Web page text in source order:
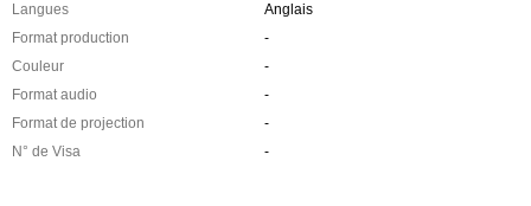
Langues
Anglais
Format production
-
Couleur
-
Format audio
-
Format de projection
-
N° de Visa
-